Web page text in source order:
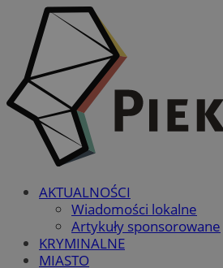
AKTUALNOŚCI
Wiadomości lokalne
Artykuły sponsorowane
KRYMINALNE
MIASTO